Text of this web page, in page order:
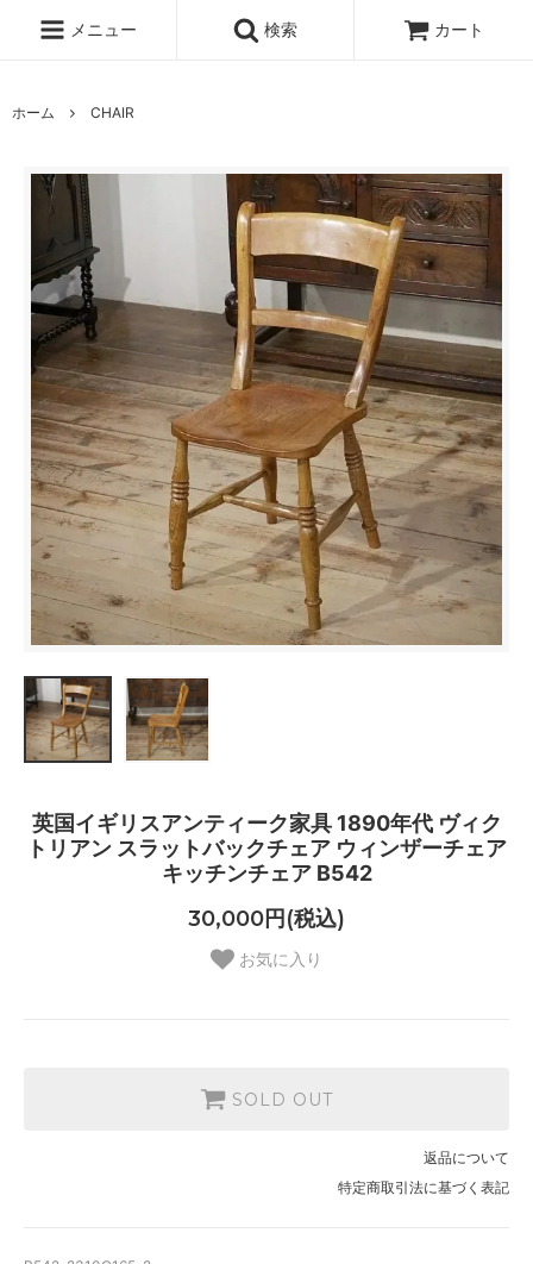
メニュー 検索 カート
ホーム CHAIR
英国イギリスアンティーク家具 1890年代 ヴィク
トリアン スラットバックチェア ウィンザーチェア
キッチンチェア B542
30,000円(税込)
お気に入り
SOLD OUT
返品について
特定商取引法に基づく表記